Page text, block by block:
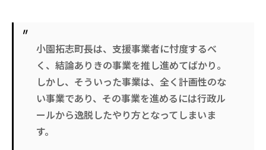
小園拓志町長は、支援事業者に忖度するべ
く、結論ありきの事業を推し進めてばかり。
しかし、そういった事業は、全く計画性のな
い事業であり、その事業を進めるには行政ル
ールから逸脱したやり方となってしまいま
す。